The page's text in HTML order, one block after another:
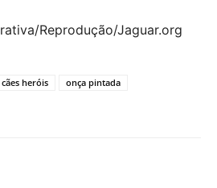
Reprodução/Jaguar.org
cães heróis
onça pintada